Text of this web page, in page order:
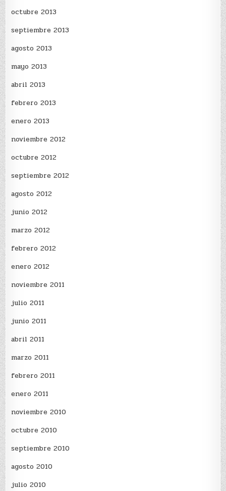
octubre 2013
septiembre 2013
agosto 2013
mayo 2013
abril 2013
febrero 2013
enero 2013
noviembre 2012
octubre 2012
septiembre 2012
agosto 2012
junio 2012
marzo 2012
febrero 2012
enero 2012
noviembre 2011
julio 2011
junio 2011
abril 2011
marzo 2011
febrero 2011
enero 2011
noviembre 2010
octubre 2010
septiembre 2010
agosto 2010
julio 2010